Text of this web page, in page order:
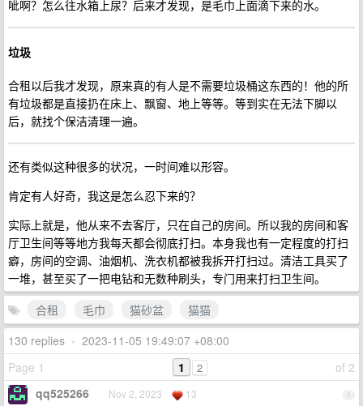
呲啊？怎么往水箱上尿？后来才发现，是毛巾上面滴下来的水。
垃圾
合租以后我才发现，原来真的有人是不需要垃圾桶这东西的！他的所
有垃圾都是直接扔在床上、飘窗、地上等等。等到实在无法下脚以
后，就找个保洁清理一遍。
还有类似这种很多的状况，一时间难以形容。
肯定有人好奇，我这是怎么忍下来的？
实际上就是，他从来不去客厅，只在自己的房间。所以我的房间和客
厅卫生间等等地方我每天都会彻底打扫。本身我也有一定程度的打扫
癖，房间的空调、油烟机、洗衣机都被我拆开打扫过。清洁工具买了
一堆，甚至买了一把电钻和无数种刷头，专门用来打扫卫生间。
合租
毛巾 猫砂盆
猫猫
130 replies • 2023-11-05 19:49:07 +08:00
Page 1
of 2
1 2
1
qq525266 Nov 2, 2023 13